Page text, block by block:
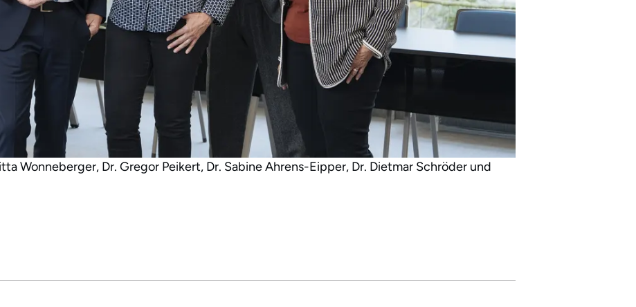
Wonneberger, Dr. Gregor Peikert, Dr. Sabine Ahrens-Eipper, Dr. Dietmar Schröder und